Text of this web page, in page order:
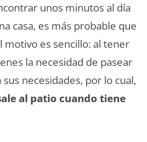
unos minutos al día
casa, es más probable que
motivo es sencillo: al tener
la necesidad de pasear
necesidades, por lo cual,
al patio cuando tiene